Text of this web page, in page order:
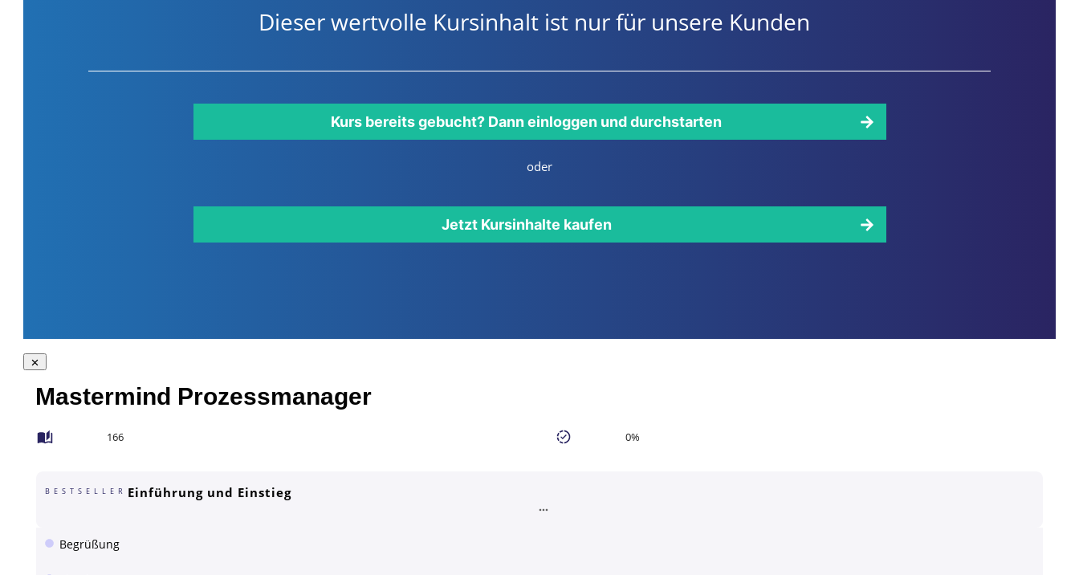
Dieser wertvolle Kursinhalt ist nur für unsere Kunden
Kurs bereits gebucht? Dann einloggen und durchstarten
oder
Jetzt Kursinhalte kaufen
Mastermind Prozessmanager
166 0%
BESTSELLER Einführung und Einstieg
Begrüßung